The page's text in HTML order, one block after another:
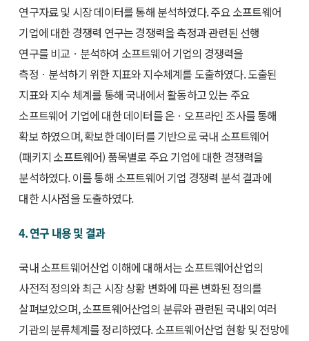
연구자료 및 시장 데이터를 통해 분석하였다. 주요 소프트웨어
기업에 대한 경쟁력 연구는 경쟁력을 측정과 관련된 선행
연구를 비교ㆍ분석하여 소프트웨어 기업의 경쟁력을
측정ㆍ분석하기 위한 지표와 지수체계를 도출하였다. 도출된
지표와 지수 체계를 통해 국내에서 활동하고 있는 주요
소프트웨어 기업에 대한 데이터를 온ㆍ오프라인 조사를 통해
확보 하였으며, 확보한 데이터를 기반으로 국내 소프트웨어
(패키지 소프트웨어) 품목별로 주요 기업에 대한 경쟁력을
분석하였다. 이를 통해 소프트웨어 기업 경쟁력 분석 결과에
대한 시사점을 도출하였다.
4. 연구 내용 및 결과
국내 소프트웨어산업 이해에 대해서는 소프트웨어산업의
사전적 정의와 최근 시장 상황 변화에 따른 변화된 정의를
살펴보았으며, 소프트웨어산업의 분류와 관련된 국내외 여러
기관의 분류체계를 정리하였다. 소프트웨어산업 현황 및 전망에